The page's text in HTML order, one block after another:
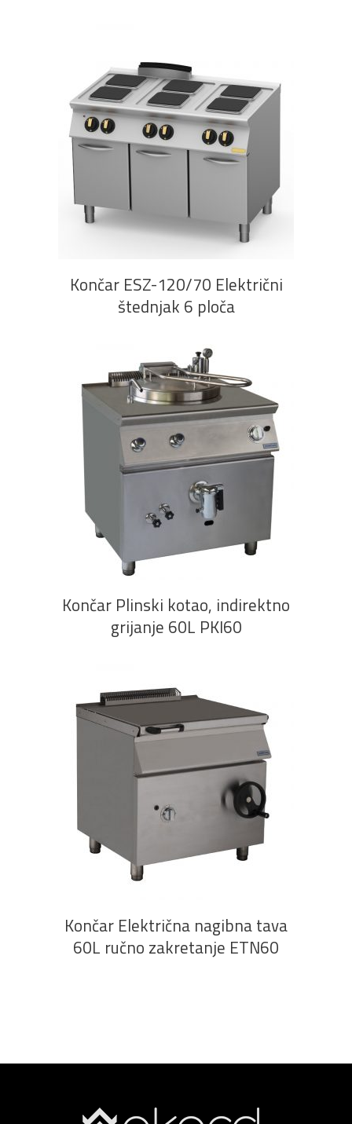
Končar ESZ-120/70 Električni
štednjak 6 ploča
PROČITAJ VIŠE
Končar Plinski kotao, indirektno
grijanje 60L PKI60
Končar Električna nagibna tava
60L ručno zakretanje ETN60